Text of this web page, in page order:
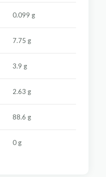
0.099 g
7.75 g
3.9 g
2.63 g
88.6 g
0 g